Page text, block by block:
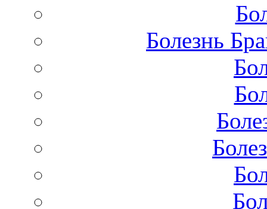
Болезнь